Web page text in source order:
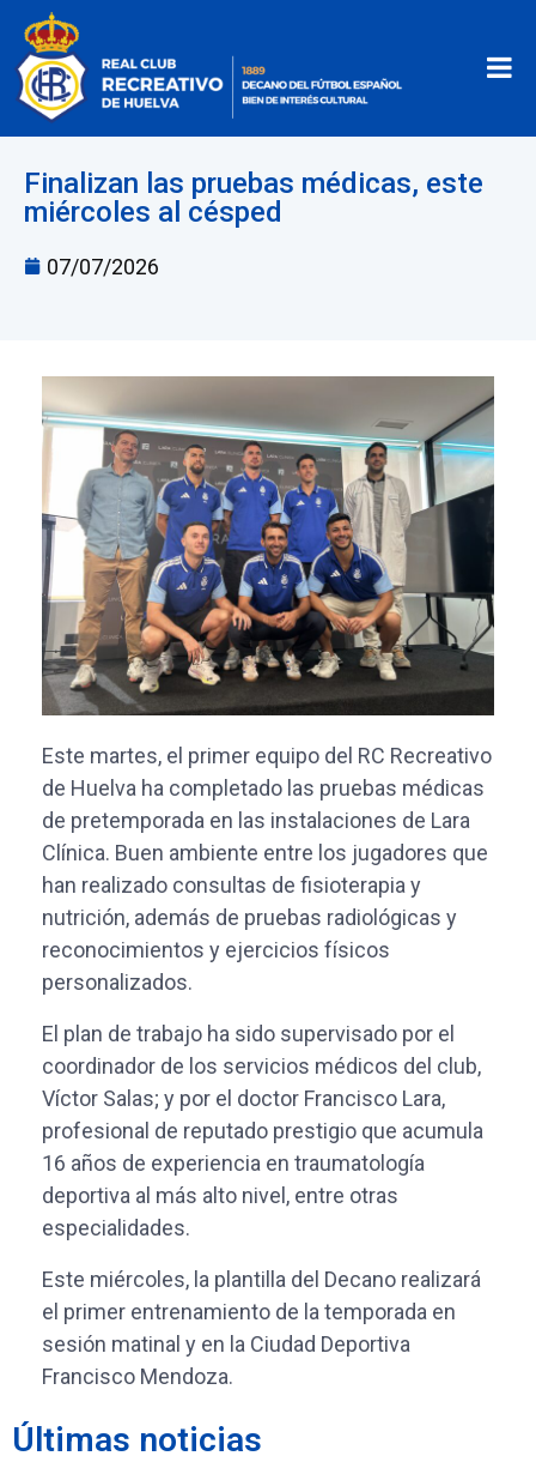
Finalizan las pruebas médicas, este
miércoles al césped
07/07/2026
Este martes, el primer equipo del RC Recreativo
de Huelva ha completado las pruebas médicas
de pretemporada en las instalaciones de Lara
Clínica. Buen ambiente entre los jugadores que
han realizado consultas de fisioterapia y
nutrición, además de pruebas radiológicas y
reconocimientos y ejercicios físicos
personalizados.
El plan de trabajo ha sido supervisado por el
coordinador de los servicios médicos del club,
Víctor Salas; y por el doctor Francisco Lara,
profesional de reputado prestigio que acumula
16 años de experiencia en traumatología
deportiva al más alto nivel, entre otras
especialidades.
Este miércoles, la plantilla del Decano realizará
el primer entrenamiento de la temporada en
sesión matinal y en la Ciudad Deportiva
Francisco Mendoza.
Últimas noticias